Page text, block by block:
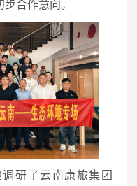
合作意向。
研了云南康旅集团